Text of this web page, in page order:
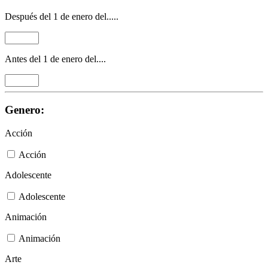
Después del 1 de enero del.....
Antes del 1 de enero del....
Genero:
Acción
Acción
Adolescente
Adolescente
Animación
Animación
Arte